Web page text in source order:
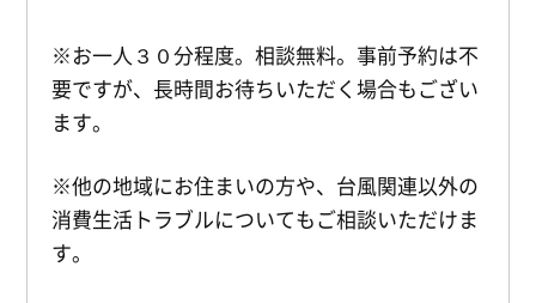
※お一人３０分程度。相談無料。事前予約は不
要ですが、長時間お待ちいただく場合もござい
ます。
※他の地域にお住まいの方や、台風関連以外の
消費生活トラブルについてもご相談いただけま
す。